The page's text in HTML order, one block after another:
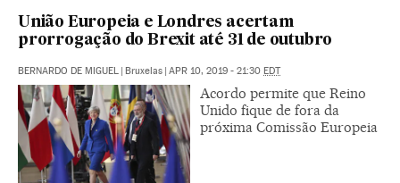
União Europeia e Londres acertam
prorrogação do Brexit até 31 de outubro
BERNARDO DE MIGUEL Bruxelas APR 10, 2019 - 21:30 EDT
Acordo permite que Reino
Unido fique de fora da
próxima Comissão Europeia